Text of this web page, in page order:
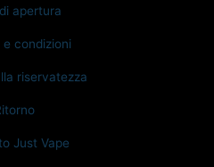
apertura
e condizioni
riservatezza
Just Vape